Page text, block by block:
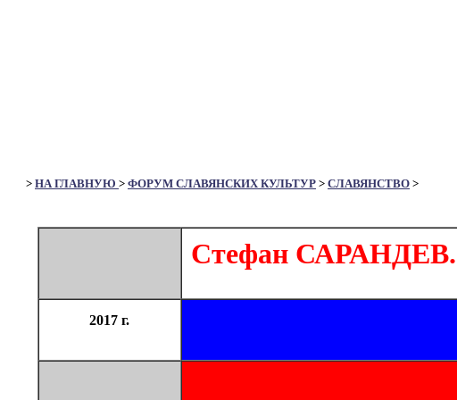
> НА ГЛАВНУЮ > ФОРУМ СЛАВЯНСКИХ КУЛЬТУР > СЛАВЯНСТВО >
Стефан САРАНДЕВ.
2017 г.